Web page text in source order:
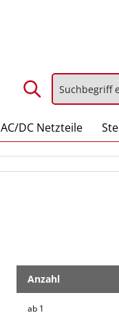
AC/DC Netzteile
Anzahl
ab 1